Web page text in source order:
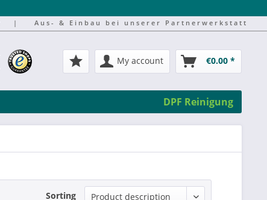
| Aus- & Einbau bei unserer Partnerwerkstatt
My account €0.00 *
DPF Reinigung
Sorting